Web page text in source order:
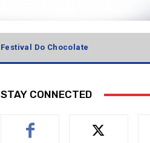
Festival Do Chocolate
STAY CONNECTED